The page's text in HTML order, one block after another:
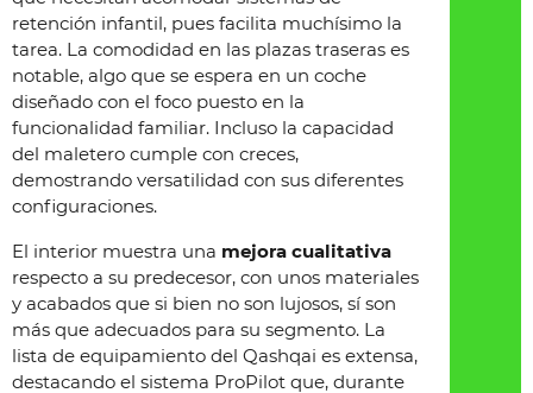
retención infantil, pues facilita muchísimo la
tarea. La comodidad en las plazas traseras es
notable, algo que se espera en un coche
diseñado con el foco puesto en la
funcionalidad familiar. Incluso la capacidad
del maletero cumple con creces,
demostrando versatilidad con sus diferentes
configuraciones.
El interior muestra una mejora cualitativa
respecto a su predecesor, con unos materiales
y acabados que si bien no son lujosos, sí son
más que adecuados para su segmento. La
lista de equipamiento del Qashqai es extensa,
destacando el sistema ProPilot que, durante